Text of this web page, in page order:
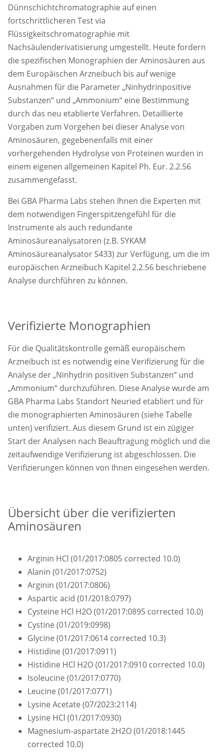
Dünnschichtchromatographie auf einen
fortschrittlicheren Test via
Flüssigkeitschromatographie mit
Nachsäulenderivatisierung umgestellt. Heute fordern
die spezifischen Monographien der Aminosäuren aus
dem Europäischen Arzneibuch bis auf wenige
Ausnahmen für die Parameter „Ninhydrinpositive
Substanzen“ und „Ammonium“ eine Bestimmung
durch das neu etablierte Verfahren. Detaillierte
Vorgaben zum Vorgehen bei dieser Analyse von
Aminosäuren, gegebenenfalls mit einer
vorhergehenden Hydrolyse von Proteinen wurden in
einem eigenen allgemeinen Kapitel Ph. Eur. 2.2.56
zusammengefasst.
Bei GBA Pharma Labs stehen Ihnen die Experten mit
dem notwendigen Fingerspitzengefühl für die
Instrumente als auch redundante
Aminosäureanalysatoren (z.B. SYKAM
Aminosäureanalysator S433) zur Verfügung, um die im
europäischen Arzneibuch Kapitel 2.2.56 beschriebene
Analyse durchführen zu können.
Verifizierte Monographien
Für die Qualitätskontrolle gemäß europäischem
Arzneibuch ist es notwendig eine Verifizierung für die
Analyse der „Ninhydrin positiven Substanzen“ und
„Ammonium“ durchzuführen. Diese Analyse wurde am
GBA Pharma Labs Standort Neuried etabliert und für
die monographierten Aminosäuren (siehe Tabelle
unten) verifiziert. Aus diesem Grund ist ein zügiger
Start der Analysen nach Beauftragung möglich und die
zeitaufwendige Verifizierung ist abgeschlossen. Die
Verifizierungen können von Ihnen eingesehen werden.
Übersicht über die verifizierten
Aminosäuren
Arginin HCl (01/2017:0805 corrected 10.0)
Alanin (01/2017:0752)
Arginin (01/2017:0806)
Aspartic acid (01/2018:0797)
Cysteine HCl H2O (01/2017:0895 corrected 10.0)
Cystine (01/2019:0998)
Glycine (01/2017:0614 corrected 10.3)
Histidine (01/2017:0911)
Histidine HCl H2O (01/2017:0910 corrected 10.0)
Isoleucine (01/2017:0770)
Leucine (01/2017:0771)
Lysine Acetate (07/2023:2114)
Lysine HCl (01/2017:0930)
Magnesium-aspartate 2H2O (01/2018:1445
corrected 10.0)